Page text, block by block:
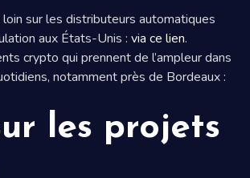
sur les distributeurs automatiques
aux États-Unis : via ce lien.
crypto qui prennent de l’ampleur dans
notamment près de Bordeaux :
les projets